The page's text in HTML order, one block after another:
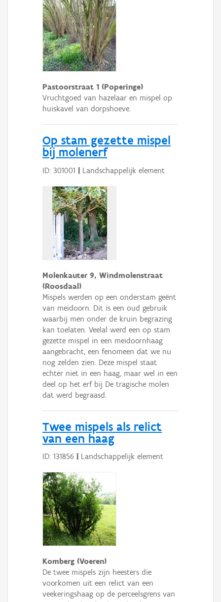
Pastoorstraat 1 (Poperinge)
Vruchtgoed van hazelaar en mispel op
huiskavel van dorpshoeve.
Op stam gezette mispel
bij molenerf
ID: 301001 | Landschappelijk element
Molenkauter 9, Windmolenstraat
(Roosdaal)
Mispels werden op een onderstam geënt
van meidoorn. Dit is een oud gebruik
waarbij men onder de kruin begrazing
kan toelaten. Veelal werd een op stam
gezette mispel in een meidoornhaag
aangebracht, een fenomeen dat we nu
nog zelden zien. Deze mispel staat
echter niet in een haag, maar wel in een
deel op het erf bij De tragische molen
dat werd begraasd.
Twee mispels als relict
van een haag
ID: 131856 | Landschappelijk element
Komberg (Voeren)
De twee mispels zijn heesters die
voorkomen uit een relict van een
veekeringshaag op de perceelsgrens van